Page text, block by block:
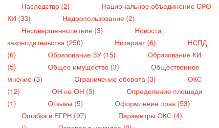
Наследство (2)
Национальное объединение СРО
КИ (33)
Недропользование (2)
Несовершеннолетние (3)
Новости
законодательства (250)
Нотариат (6)
НСПД
(6)
Образование ЗУ (15)
Образование КИ
(5)
Общее имущество (3)
Общественное
мнение (3)
Ограничение оборота (3)
ОКС
(12)
ОН не ОН (5)
Определение площади
(1)
Отзывы (5)
Оформление прав (53)
Ошибка в ЕГРН (97)
Параметры ОКС (4)